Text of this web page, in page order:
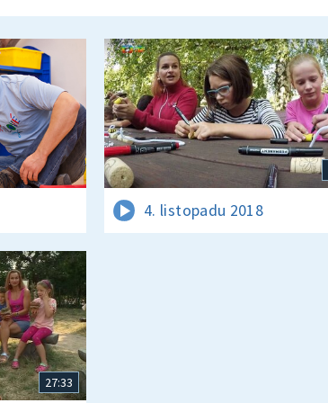
4. listopadu 2018
27:33